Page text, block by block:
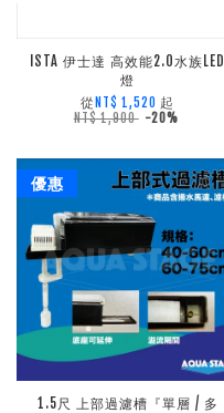
ISTA 伊士達 高效能2.0水族LED
燈
從 NT$ 1,520 起
NT$ 1,900 -20%
優惠
1.5尺 上部過濾槽『單層 / 多